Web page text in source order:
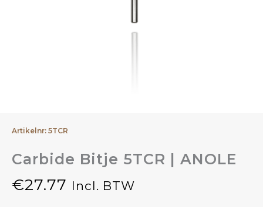
Artikelnr: 5TCR
Carbide Bitje 5TCR | ANOLE
€27.77 Incl. BTW